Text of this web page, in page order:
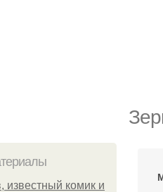
известный комик и